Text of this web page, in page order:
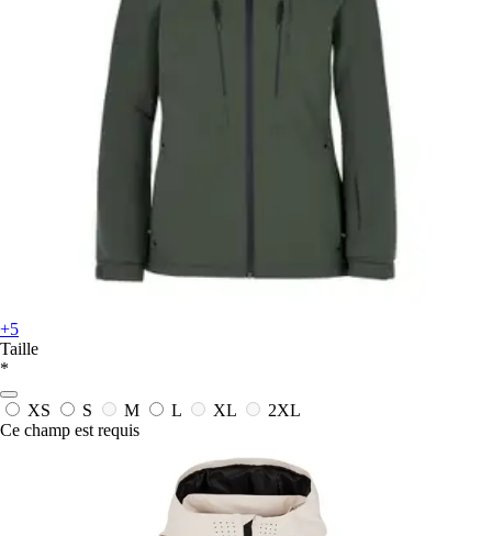
+5
Taille
*
XS S M L XL
2XL
Ce champ est requis